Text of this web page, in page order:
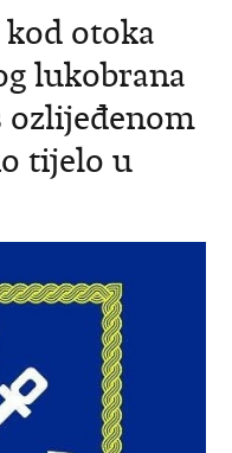
otoka
lukobrana
ozlijeđenom
tijelo u